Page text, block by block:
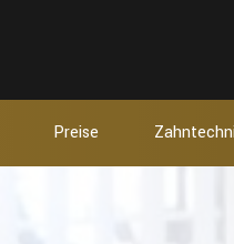
Preise